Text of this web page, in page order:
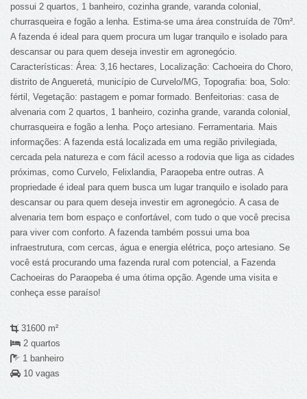
possui 2 quartos, 1 banheiro, cozinha grande, varanda colonial,
churrasqueira e fogão a lenha. Estima-se uma área construída de 70m².
A fazenda é ideal para quem procura um lugar tranquilo e isolado para
descansar ou para quem deseja investir em agronegócio.
Características: Área: 3,16 hectares, Localização: Cachoeira do Choro,
distrito de Angueretá, município de Curvelo/MG, Topografia: boa, Solo:
fértil, Vegetação: pastagem e pomar formado. Benfeitorias: casa de
alvenaria com 2 quartos, 1 banheiro, cozinha grande, varanda colonial,
churrasqueira e fogão a lenha. Poço artesiano. Ferramentaria. Mais
informações: A fazenda está localizada em uma região privilegiada,
cercada pela natureza e com fácil acesso a rodovia que liga as cidades
próximas, como Curvelo, Felixlandia, Paraopeba entre outras. A
propriedade é ideal para quem busca um lugar tranquilo e isolado para
descansar ou para quem deseja investir em agronegócio. A casa de
alvenaria tem bom espaço e confortável, com tudo o que você precisa
para viver com conforto. A fazenda também possui uma boa
infraestrutura, com cercas, água e energia elétrica, poço artesiano. Se
você está procurando uma fazenda rural com potencial, a Fazenda
Cachoeiras do Paraopeba é uma ótima opção. Agende uma visita e
conheça esse paraíso!
31600 m²
2 quartos
1 banheiro
10 vagas